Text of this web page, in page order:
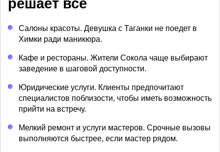
решает все
Салоны красоты. Девушка с Таганки не поедет в
Химки ради маникюра.
Кафе и рестораны. Жители Сокола чаще выбирают
заведение в шаговой доступности.
Юридические услуги. Клиенты предпочитают
специалистов поблизости, чтобы иметь возможность
прийти на встречу.
Мелкий ремонт и услуги мастеров. Срочные вызовы
выполняются быстрее, если мастер рядом.